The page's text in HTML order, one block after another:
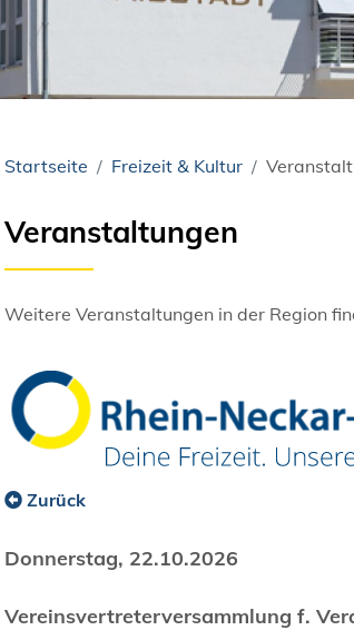
Startseite Freizeit & Kultur
Veranstaltungen
Weitere Veranstaltungen in der Region
Zurück
Donnerstag, 22.10.2026
Vereinsvertreterversammlung f.